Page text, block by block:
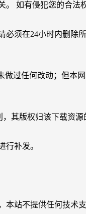
如有侵犯您的合法
须在24小时内删
过任何改动；但
其版权归该下载资源
行补发。
站不提供任何技术